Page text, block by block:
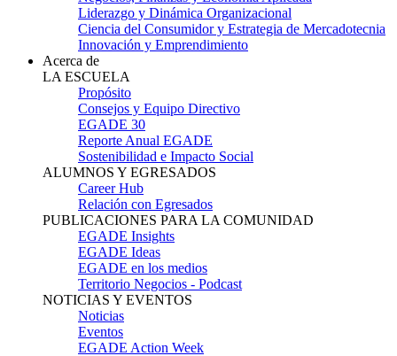
Liderazgo y Dinámica Organizacional
Ciencia del Consumidor y Estrategia de Mercadotecnia
Innovación y Emprendimiento
Acerca de
LA ESCUELA
Propósito
Consejos y Equipo Directivo
EGADE 30
Reporte Anual EGADE
Sostenibilidad e Impacto Social
ALUMNOS Y EGRESADOS
Career Hub
Relación con Egresados
PUBLICACIONES PARA LA COMUNIDAD
EGADE Insights
EGADE Ideas
EGADE en los medios
Territorio Negocios - Podcast
NOTICIAS Y EVENTOS
Noticias
Eventos
EGADE Action Week